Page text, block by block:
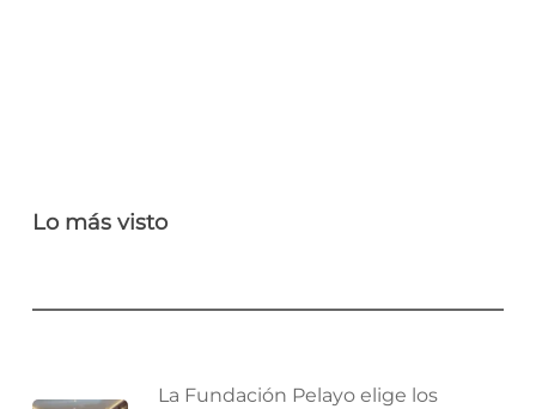
Lo más visto
La Fundación Pelayo elige los